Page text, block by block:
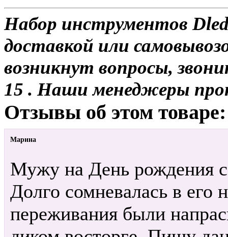
Набор инструментов
доставкой или
возникнут вопросы,
15 . Наши менеджеры
Отзывы об этом товаре:
Марина
Мужу на День рождения с
Долго сомневалась в его
переживания были